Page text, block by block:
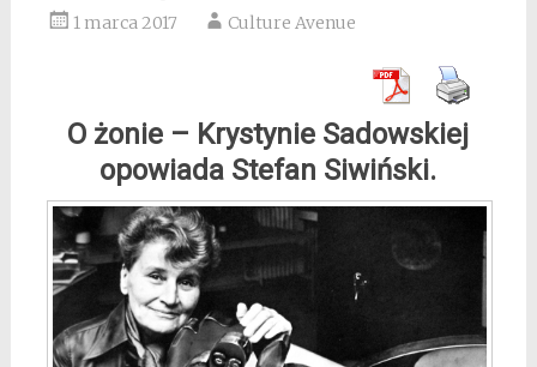
1 marca 2017 Culture Avenue
O żonie – Krystynie Sadowskiej
opowiada Stefan Siwiński.